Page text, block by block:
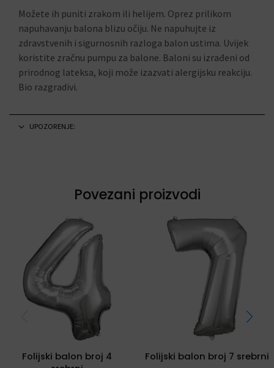
Možete ih puniti zrakom ili helijem. Oprez prilikom
napuhavanju balona blizu očiju. Ne napuhujte iz
zdravstvenih i sigurnosnih razloga balon ustima. Uvijek
koristite zračnu pumpu za balone. Baloni su izrađeni od
prirodnog lateksa, koji može izazvati alergijsku reakciju.
Bio razgradivi.
UPOZORENJE:
Povezani proizvodi
Folijski balon broj 4
Folijski balon broj 7 srebrni